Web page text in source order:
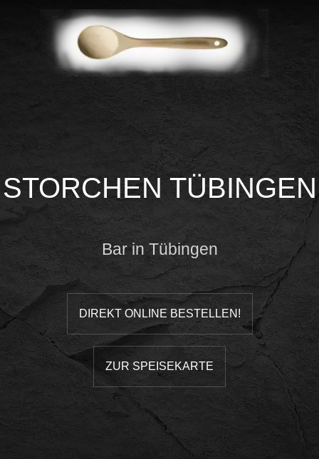
STORCHEN TÜBINGEN
Bar in Tübingen
DIREKT ONLINE BESTELLEN!
ZUR SPEISEKARTE